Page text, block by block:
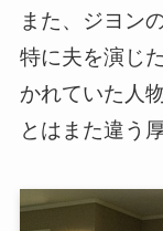
また、ジヨン
特に夫を演じ
かれていた人
とはまた違う